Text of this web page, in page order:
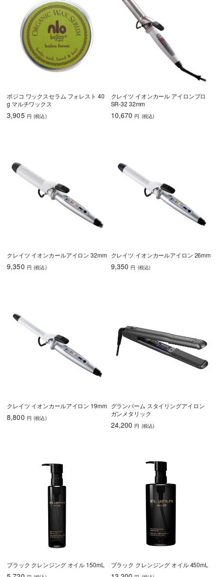
ボジコ ワックスセラム フォレスト 40
g マルチワックス
3,905 円 (税込)
クレイツ イオンカール アイロンプロ
SR-32 32mm
10,670 円 (税込)
クレイツ イオンカールアイロン 32mm
9,350 円 (税込)
クレイツ イオンカールアイロン 26mm
9,350 円 (税込)
クレイツ イオンカールアイロン 19mm
8,800 円 (税込)
グランパーム スタイリングアイロン
ガンメタリック
24,200 円 (税込)
ブラック クレンジング オイル 150mL ブラック クレンジング オイル 450mL